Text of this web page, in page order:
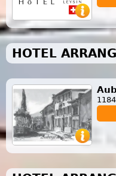
HOTEL